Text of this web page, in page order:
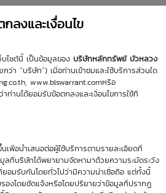
ลงและเงื่อนไข
ไซต์นี้ เป็นข้อมูลของ บริษัทหลักทรัพย์ บัวหลวง
กว่า “บริษัท”) เมื่อท่านเข้าชมและใช้บริการส่วนใด
www.blswarrant.comหรือ
ท่านได้ยอมรับข้อตกลงและเงื่อนไขการใช้ที่
พื่อนำเสนอต่อผู้ใช้บริการตามรายละเอียดที่
ลที่บริษัทได้พยายามจัดหามาด้วยความระมัดระวัง
อมรับกันโดยทั่วไปว่ามีความน่าเชื่อถือ แต่ทั้งนี้
องโดยชัดแจ้งหรือโดยปริยายว่าข้อมูลที่ปรากฏ
10 ส.ค. 2569
วันซื้อขายวันสุดท้าย
7 ก.ย. 2569